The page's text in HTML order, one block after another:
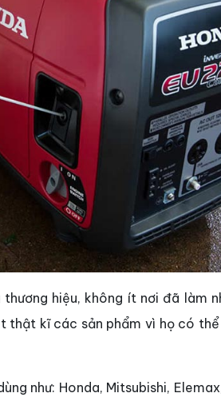
hiệu, không ít nơi đã làm
thật kĩ các sản phẩm vì họ có
như: Honda, Mitsubishi,